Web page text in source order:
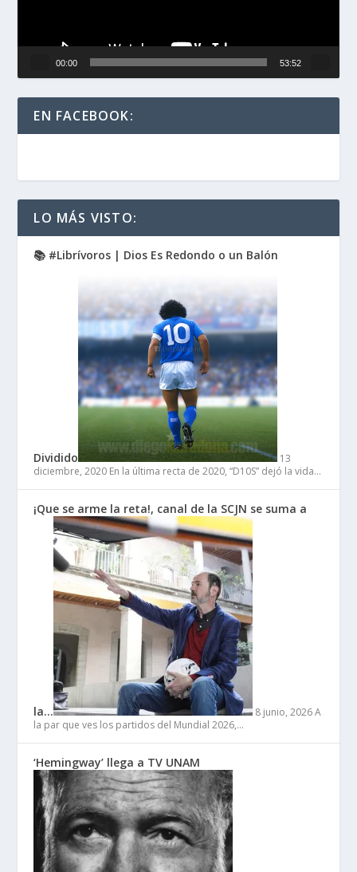
00:00 53:52
EN FACEBOOK:
LO MÁS VISTO:
📚 #Librívoros | Dios Es Redondo o un Balón
Dividido
13
diciembre, 2020 En la última recta de 2020, “D10S” dejó la vida…
¡Que se arme la reta!, canal de la SCJN se suma a
la… 8 junio, 2026 A
la par que ves los partidos del Mundial 2026,…
‘Hemingway’ llega a TV UNAM